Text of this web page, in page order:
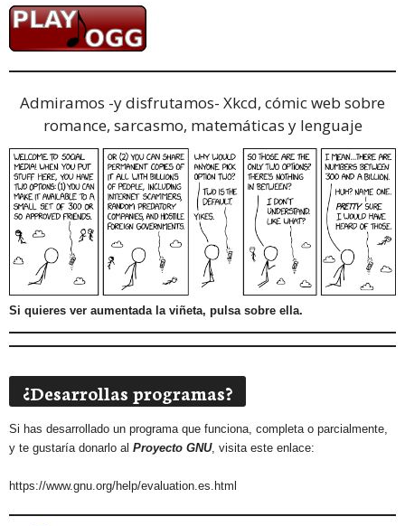
Admiramos -y disfrutamos- Xkcd, cómic web sobre
romance, sarcasmo, matemáticas y lenguaje
Si quieres ver aumentada la viñeta, pulsa sobre ella.
¿Desarrollas programas?
Si has desarrollado un programa que funciona, completa o parcialmente,
y te gustaría donarlo al Proyecto GNU, visita este enlace:
https://www.gnu.org/help/evaluation.es.html